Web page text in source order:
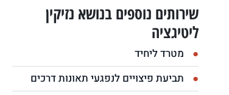
שירותים נוספים בנושא נזיקין
ליטיגציה
מטרד ליחיד
תביעת פיצויים לנפגעי תאונות דרכים